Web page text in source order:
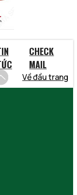
CHECK
MAIL
Về đầu trang